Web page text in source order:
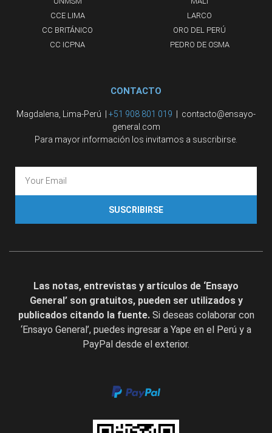
CCE LIMA
CC BRITÁNICO
CC ICPNA
LARCO
ORO DEL PERÚ
PEDRO DE OSMA
CONTACTO
Magdalena, Lima-Perú | +51 908 801 019
| contacto@ensayo-
general.com
Para mayor información los invitamos a suscribirse.
SUSCRIBIRSE
Las notas, entrevistas y artículos de ‘Ensayo
General’ son gratuitos, pueden ser utilizados y
publicados citando la fuente. Si deseas colaborar con
‘Ensayo General’, puedes ingresar a Yape en el Perú y a
PayPal desde el exterior.